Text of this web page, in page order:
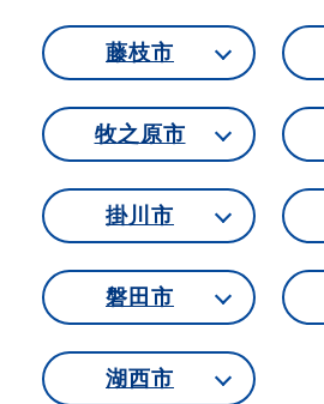
藤枝市
牧之原市
掛川市
磐田市
湖西市